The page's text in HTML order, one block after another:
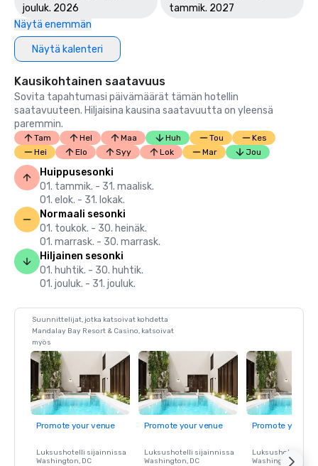
jouluk. 2026
tammik. 2027
Näytä enemmän
Näytä kalenteri
Kausikohtainen saatavuus
Sovita tapahtumasi päivämäärät tämän hotellin
saatavuuteen. Hiljaisina kausina saatavuutta on yleensä
paremmin.
Tam Hel Maa Huh Tou
Kes
Hei
Elo Syy Lok Mar Jou
Huippusesonki
01. tammik. - 31. maalisk.
01. elok. - 31. lokak.
Normaali sesonki
01. toukok. - 30. heinäk.
01. marrask. - 30. marrask.
Hiljainen sesonki
01. huhtik. - 30. huhtik.
01. jouluk. - 31. jouluk.
Suunnittelijat, jotka katsoivat kohdetta
Mandalay Bay Resort & Casino, katsoivat
myös
Promote your venue
Luksushotelli sijainnissa
Washington, DC
Promote your venue
Luksushotelli sijainnissa
Washington, DC
Promote your
Luksushotelli
Washington